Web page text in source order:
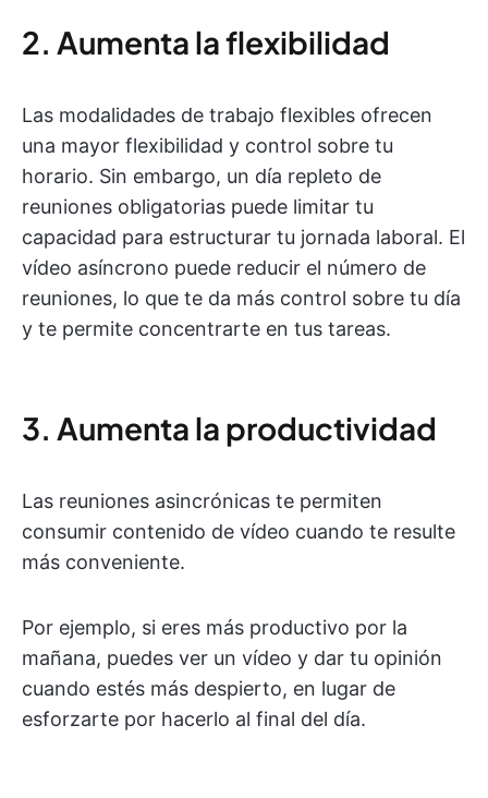
2. Aumenta la flexibilidad
Las modalidades de trabajo flexibles ofrecen
una mayor flexibilidad y control sobre tu
horario. Sin embargo, un día repleto de
reuniones obligatorias puede limitar tu
capacidad para estructurar tu jornada laboral. El
vídeo asíncrono puede reducir el número de
reuniones, lo que te da más control sobre tu día
y te permite concentrarte en tus tareas.
3. Aumenta la productividad
Las reuniones asincrónicas te permiten
consumir contenido de vídeo cuando te resulte
más conveniente.
Por ejemplo, si eres más productivo por la
mañana, puedes ver un vídeo y dar tu opinión
cuando estés más despierto, en lugar de
esforzarte por hacerlo al final del día.